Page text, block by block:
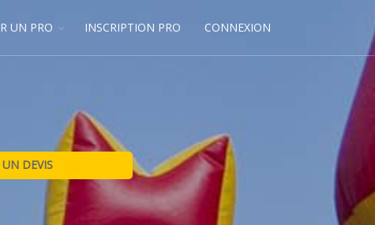
UN PRO INSCRIPTION PRO CONNEXION